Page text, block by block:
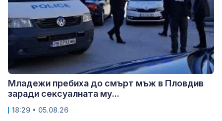
Младежи пребиха до смърт мъж в Пловдив
заради сексуалната му...
18:29 • 05.08.26